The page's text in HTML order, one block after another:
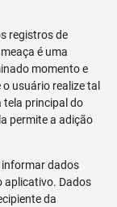
registros de
é uma
momento e
usuário realize tal
tela principal do
permite a adição
informar dados
aplicativo. Dados
da